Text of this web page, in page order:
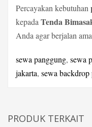
Percayakan kebutuhan
kepada Tenda
Anda agar berjalan
sewa panggung, sewa
jakarta, sewa
PRODUK TERKAIT